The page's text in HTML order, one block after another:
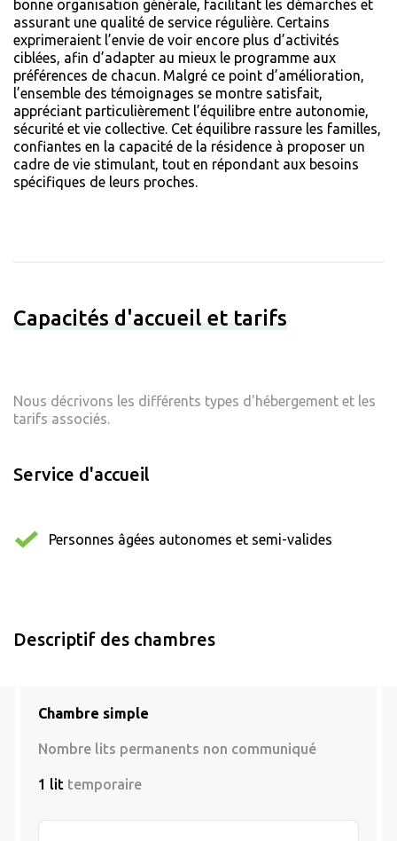
bonne organisation générale, facilitant les démarches et
assurant une qualité de service régulière. Certains
exprimeraient l’envie de voir encore plus d’activités
ciblées, afin d’adapter au mieux le programme aux
préférences de chacun. Malgré ce point d’amélioration,
l’ensemble des témoignages se montre satisfait,
appréciant particulièrement l’équilibre entre autonomie,
sécurité et vie collective. Cet équilibre rassure les familles,
confiantes en la capacité de la résidence à proposer un
cadre de vie stimulant, tout en répondant aux besoins
spécifiques de leurs proches.
Capacités d'accueil et tarifs
Nous décrivons les différents types d'hébergement et les
tarifs associés.
Service d'accueil
Personnes âgées autonomes et semi-valides
Descriptif des chambres
Chambre simple
Nombre lits permanents non communiqué
1 lit temporaire